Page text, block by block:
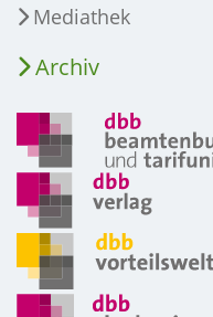
Mediathek
Archiv